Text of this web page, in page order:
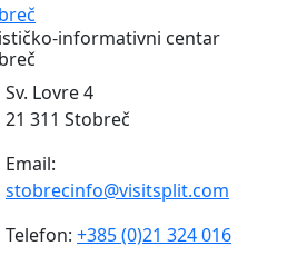
informativni centar
Sv. Lovre 4
21 311 Stobreč
Email:
stobrecinfo@visitsplit.com
Telefon: +385 (0)21 324 016